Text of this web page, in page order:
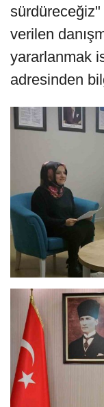
verilen
yararlanmak
adresinden